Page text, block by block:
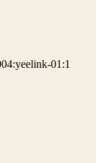
01:1